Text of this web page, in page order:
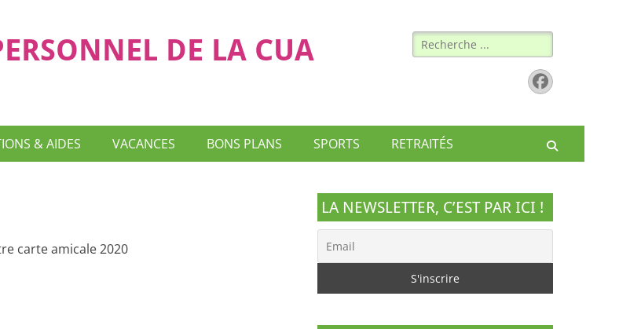
DE LA CUA Rechercher :
Facebook
& AIDES VACANCES BONS PLANS SPORTS RETRAITÉS
carte amicale 2020
LA NEWSLETTER, C’EST PAR ICI !